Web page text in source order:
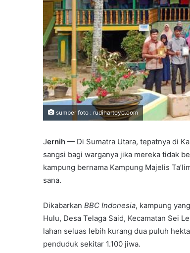
sumber foto : rudihartoyo.com
Jernih — Di Sumatra Utara, tepatnya di
sangsi bagi warganya jika mereka tidak
kampung bernama Kampung Majelis
sana.
Dikabarkan BBC Indonesia, kampung
Hulu, Desa Telaga Said, Kecamatan Sei
lahan seluas lebih kurang dua puluh
penduduk sekitar 1.100 jiwa.